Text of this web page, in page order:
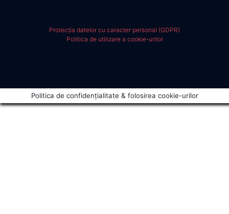
Protecția datelor cu caracter personal (GDPR)
Politica de utilizare a cookie-urilor
Politica de confidențialitate & folosirea cookie-urilor